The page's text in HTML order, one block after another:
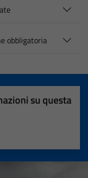
obbligatoria
su questa